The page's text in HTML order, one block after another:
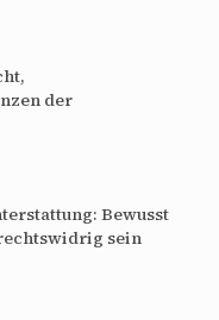
der
Bewusst
sein